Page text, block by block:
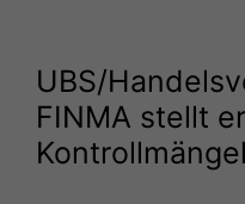
UBS/
FINMA stellt